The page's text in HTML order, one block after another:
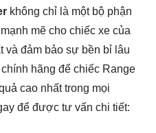
không chỉ là một bộ phận
mẽ cho chiếc xe của
và đảm bảo sự bền bỉ lâu
hãng để chiếc Range
cao nhất trong mọi
để được tư vấn chi tiết: